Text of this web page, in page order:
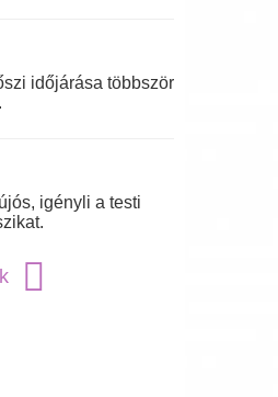
időjárása többször
igényli a testi